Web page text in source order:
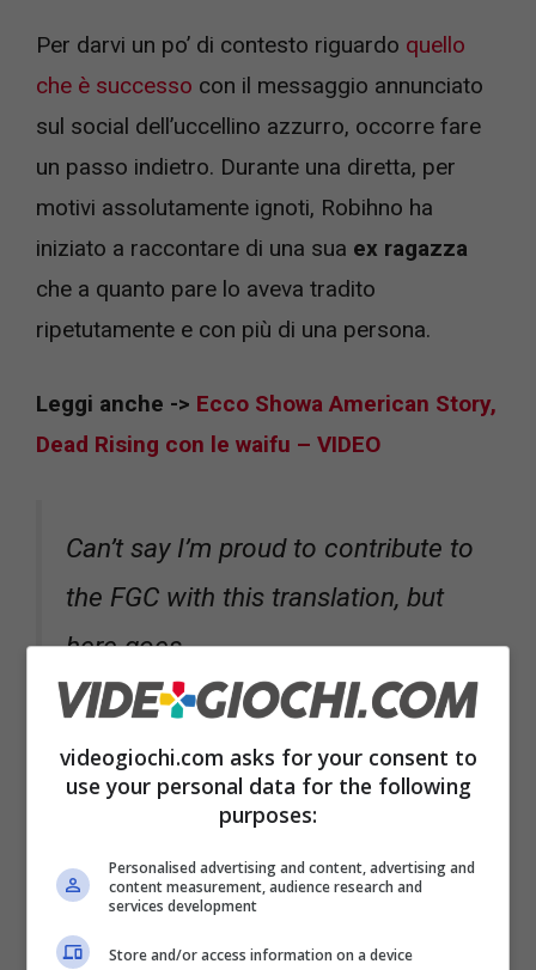
Per darvi un po’ di contesto riguardo quello
che è successo con il messaggio annunciato
sul social dell’uccellino azzurro, occorre fare
un passo indietro. Durante una diretta, per
motivi assolutamente ignoti, Robihno ha
iniziato a raccontare di una sua ex ragazza
che a quanto pare lo aveva tradito
ripetutamente e con più di una persona.
Leggi anche -> Ecco Showa American Story,
Dead Rising con le waifu – VIDEO
Can’t say I’m proud to contribute to
the FGC with this translation, but
here goes.
A bit of context to our viewers:
Robinho is a Brazilian SFV
proplayer that got qualified to the
He was previously involved in a
vaccination controversy, and now
videogiochi.com asks for your consent to
use your personal data for the following
purposes:
Personalised advertising and content, advertising and
content measurement, audience research and
services development
Store and/or access information on a device